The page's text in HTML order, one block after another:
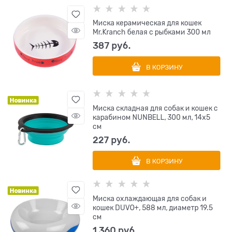
Миска керамическая для кошек
Mr.Kranch белая с рыбками 300 мл
387 руб.
В КОРЗИНУ
Новинка
Миска складная для собак и кошек с
карабином NUNBELL, 300 мл, 14х5
см
227 руб.
В КОРЗИНУ
Новинка
Миска охлаждающая для собак и
кошек DUVO+, 588 мл, диаметр 19.5
см